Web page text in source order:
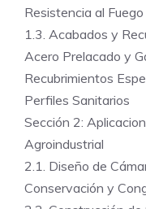
Resistencia al
1.3. Acabados y
Acero Prelacado y
Recubrimientos
Perfiles Sanitarios
Sección 2:
Agroindustrial
2.1. Diseño de
Conservación y